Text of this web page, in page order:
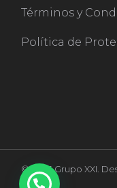
Términos y
Política de
© 2023 Grupo XXI.